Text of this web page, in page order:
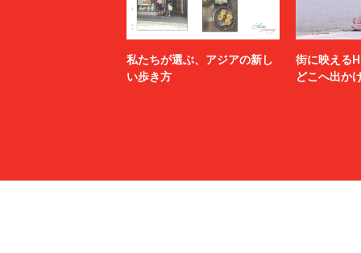
私たちが選ぶ、アジアの新し
い歩き方
街に映える
どこへ出か